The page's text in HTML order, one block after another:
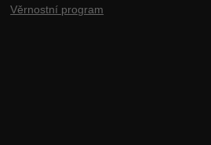
Věrnostní program